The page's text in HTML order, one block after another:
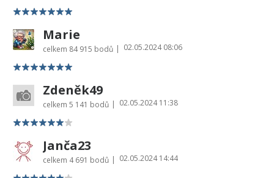
Marie
celkem 84 915 bodů 02.05.2024 08:06
Zdeněk49
celkem 5 141 bodů 02.05.2024 11:38
Janča23
celkem 4 691 bodů 02.05.2024 14:44